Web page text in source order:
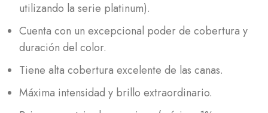
utilizando la serie platinum).
Cuenta con un excepcional poder de cobertura y
duración del color.
Tiene alta cobertura excelente de las canas.
Máxima intensidad y brillo extraordinario.